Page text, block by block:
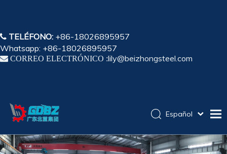
 TELÉFONO: +86-18026895957
Whatsapp: +86-18026895957
 CORREO ELECTRÓNICO :lily@beizhongsteel.com
Hogar
Español
简体中文